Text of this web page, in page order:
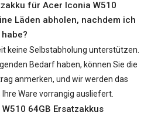
für Acer Iconia W510
Läden abholen, nachdem ich
keine Selbstabholung unterstützen.
Bedarf haben, können Sie die
anmerken, und wir werden das
Ware vorrangig ausliefert.
64GB Ersatzakkus